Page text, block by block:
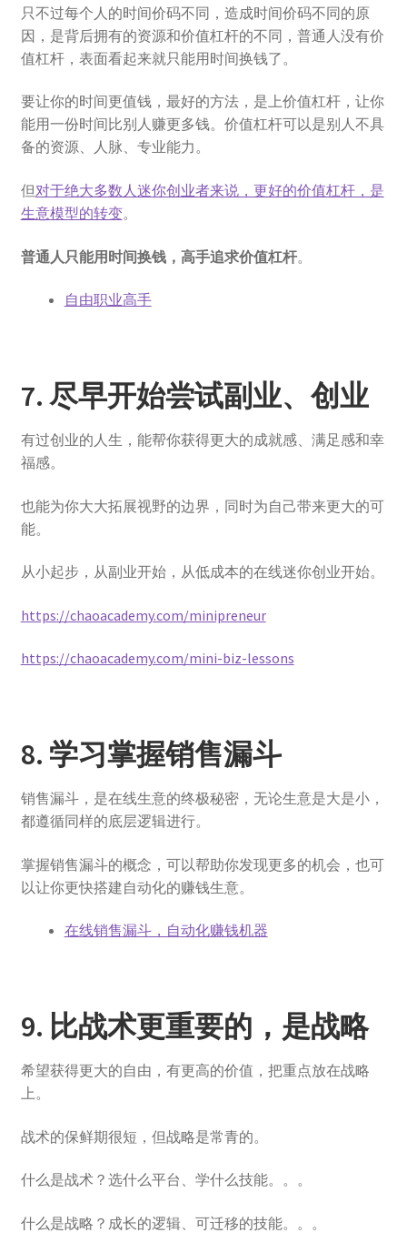
只不过每个人的时间价码不同，造成时间价码不同的原
因，是背后拥有的资源和价值杠杆的不同，普通人没有价
值杠杆，表面看起来就只能用时间换钱了。
要让你的时间更值钱，最好的方法，是上价值杠杆，让你
能用一份时间比别人赚更多钱。价值杠杆可以是别人不具
备的资源、人脉、专业能力。
但对于绝大多数人迷你创业者来说，更好的价值杠杆，是
生意模型的转变。
普通人只能用时间换钱，高手追求价值杠杆。
自由职业高手
7. 尽早开始尝试副业、创业
有过创业的人生，能帮你获得更大的成就感、满足感和幸
福感。
也能为你大大拓展视野的边界，同时为自己带来更大的可
能。
从小起步，从副业开始，从低成本的在线迷你创业开始。
https://chaoacademy.com/minipreneur​
https://chaoacademy.com/mini-biz-lessons​
8. 学习掌握销售漏斗
销售漏斗，是在线生意的终极秘密，无论生意是大是小，
都遵循同样的底层逻辑进行。
掌握销售漏斗的概念，可以帮助你发现更多的机会，也可
以让你更快搭建自动化的赚钱生意。
在线销售漏斗，自动化赚钱机器
9. 比战术更重要的，是战略
希望获得更大的自由，有更高的价值，把重点放在战略
上。
战术的保鲜期很短，但战略是常青的。
什么是战术？选什么平台、学什么技能。。。
什么是战略？成长的逻辑、可迁移的技能。。。